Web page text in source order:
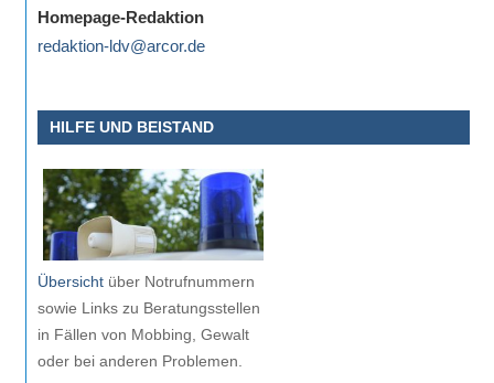
Homepage-Redaktion
redaktion-ldv@arcor.de
HILFE UND BEISTAND
Übersichtüber Notrufnummern
sowie Links zu Beratungsstellen
in Fällen von Mobbing, Gewalt
oder bei anderen Problemen.